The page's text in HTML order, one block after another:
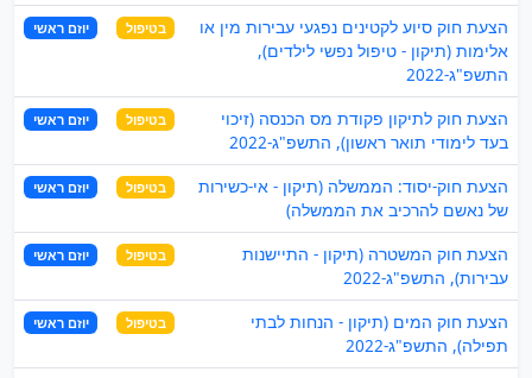
הצעת חוק סיוע לקטינים נפגעי עבירות מין או
אלימות (תיקון - טיפול נפשי לילדים),
התשפ"ג-2022
בטיפול יוזם ראשי
הצעת חוק לתיקון פקודת מס הכנסה (זיכוי
בעד לימודי תואר ראשון), התשפ"ג-2022
בטיפול יוזם ראשי
הצעת חוק-יסוד: הממשלה (תיקון - אי-כשירות
של נאשם להרכיב את הממשלה)
בטיפול יוזם ראשי
הצעת חוק המשטרה (תיקון - התיישנות
עבירות), התשפ"ג-2022
בטיפול יוזם ראשי
הצעת חוק המים (תיקון - הנחות לבתי
תפילה), התשפ"ג-2022
בטיפול יוזם ראשי